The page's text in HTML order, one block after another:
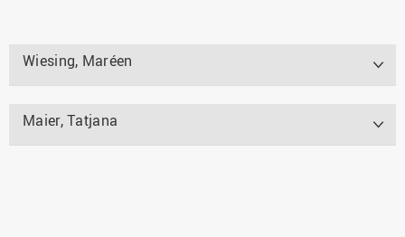
Wiesing, Maréen
Maier, Tatjana